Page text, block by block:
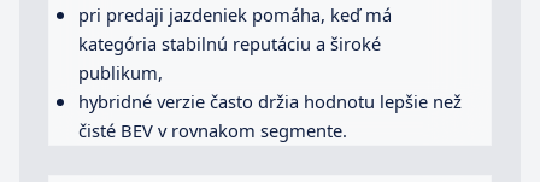
pri predaji jazdeniek pomáha, keď má
kategória stabilnú reputáciu a široké
publikum,
hybridné verzie často držia hodnotu lepšie než
čisté BEV v rovnakom segmente.